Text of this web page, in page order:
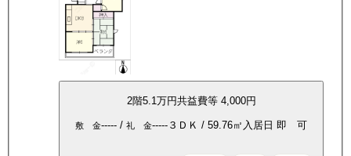
2階5.1万円共益費等 4,000円
敷 金----- / 礼 金----- ３ＤＫ / 59.76㎡ 入居日 即 可